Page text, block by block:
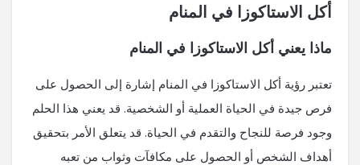
أكل الاستاكوزا في المنام
ماذا يعني أكل الاستاكوزا في المنام
تعتبر رؤية أكل الاستاكوزا في المنام إشارة إلى الحصول على
فرص جيدة في الحياة العملية أو الشخصية. قد يعني هذا الحلم
وجود فرصة للنجاح والتقدم في الحياة. قد يتعلق الأمر بتحقيق
أهداف الشخص أو الحصول على مكافآت وثواب من تعبه